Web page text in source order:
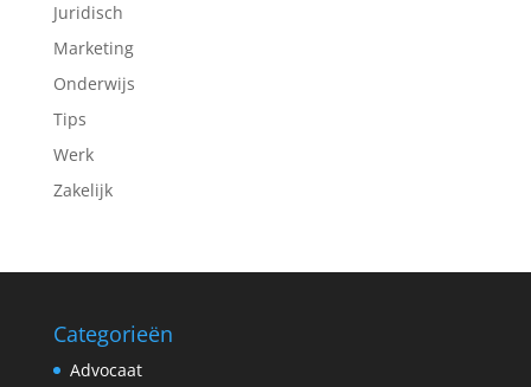
Juridisch
Marketing
Onderwijs
Tips
Werk
Zakelijk
Categorieën
Advocaat